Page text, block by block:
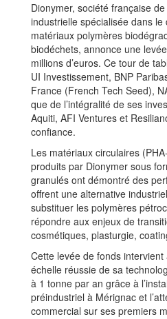
Dionymer, société française
industrielle spécialisée dans
matériaux polymères
biodéchets, annonce une
millions d’euros. Ce tour de
UI Investissement, BNP
France (French Tech Seed),
que de l’intégralité de ses
Aquiti, AFI Ventures et
confiance.
Les matériaux circulaires
produits par Dionymer sous
granulés ont démontré des
offrent une alternative
substituer les polymères
répondre aux enjeux de
cosmétiques, plasturgie,
Cette levée de fonds
échelle réussie de sa
à 1 tonne par an grâce à
préindustriel à Mérignac et
commercial sur ses premiers